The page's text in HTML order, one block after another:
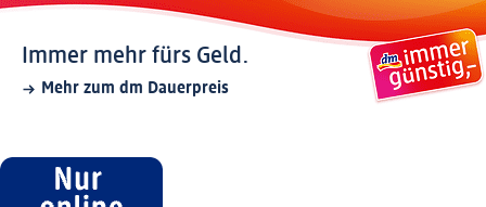
Immer mehr fürs Geld.
Mehr zum dm Dauerpreis